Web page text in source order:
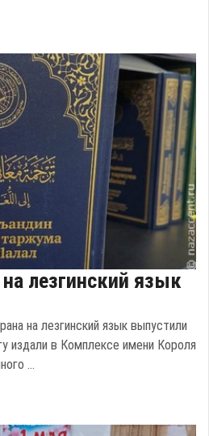
лезгинский язык
на лезгинский язык выпустили
издали в Комплексе имени Короля
...